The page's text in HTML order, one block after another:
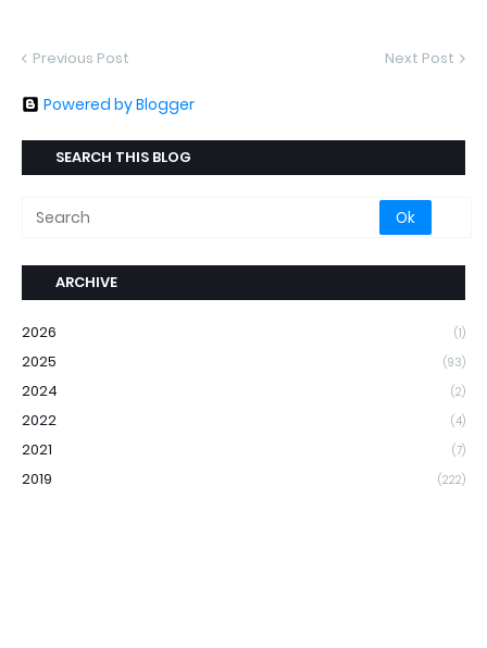
Previous Post Next Post
Powered by Blogger
SEARCH THIS BLOG
ARCHIVE
2026 (1)
2025 (93)
2024 (2)
2022 (4)
2021 (7)
2019 (222)